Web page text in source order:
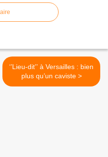
‘’Lieu-dit’’ à Versailles : bien
plus qu’un caviste >